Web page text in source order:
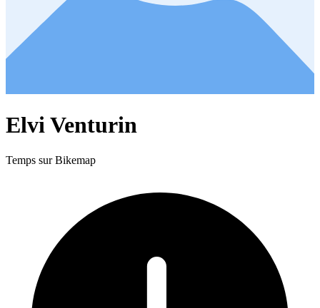
Elvi Venturin
Temps sur Bikemap